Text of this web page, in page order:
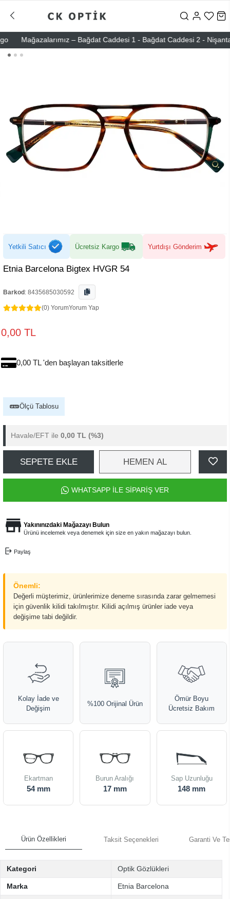
Mağazalarımız – Bağdat Caddesi 1 - Bağdat Caddesi 2 - Nişantaşı
Yetkili Satıcı Ücretsiz Kargo Yurtdışı Gönderim
Etnia Barcelona Bigtex HVGR 54
Barkod : 8435685030592
(0) YorumYorum Yap
0,00 TL
0,00 TL 'den başlayan taksitlerle
Ölçü Tablosu
Havale/EFT ile 0,00 TL (%3)
SEPETE EKLE HEMEN AL
WHATSAPP İLE SİPARİŞ VER
Yakınınızdaki Mağazayı Bulun
Ürünü incelemek veya denemek için size en yakın mağazayı bulun.
Paylaş
Önemli:
Değerli müşterimiz, ürünlerimize deneme sırasında zarar gelmemesi
için güvenlik kilidi takılmıştır. Kilidi açılmış ürünler iade veya
değişime tabi değildir.
Kolay İade ve
Değişim
%100 Orijinal Ürün
Ömür Boyu
Ücretsiz Bakım
Ekartman
54 mm
Burun Aralığı
17 mm
Sap Uzunluğu
148 mm
Ürün Özellikleri Taksit Seçenekleri Garanti Ve
Kategori Optik Gözlükleri
Marka Etnia Barcelona